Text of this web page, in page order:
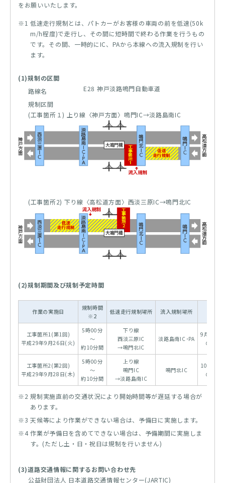
をお願いいたします。
※1 低速走行規制とは、パトカーがお客様の車両の前を低速(50k
m/h程度)で走行し、その間に短時間で終わる作業を行うもの
です。その間、一時的にIC、PAから本線への流入規制を行い
ます。
(1)規制の区間
路線名
E28 神戸淡路鳴門自動車道
規制区間
(工事箇所１) 上り線〈神戸方面〉鳴門IC→淡路島南IC
(工事箇所2) 下り線〈高松道方面〉西淡三原IC→鳴門北IC
(2)規制期間及び規制予定時間
作業の実施日
規制時間
※2
低速走行規制場所 流入規制場所
工事箇所1(第1回)
平成29年9月26日(火)
5時00分
～
約10分間
下り線
西淡三原IC
→鳴門北IC
淡路島南IC･PA
9月28日(
の同時
工事箇所2(第2回)
平成29年9月28日(木)
5時00分
～
約10分間
上り線
鳴門IC
→淡路島南IC
鳴門北IC
10月3日
の同時
※2 規制実施直前の交通状況により開始時間等が遅延する場合が
あります。
※3 天候等により作業ができない場合は、予備日に実施します。
※4 作業が予備日を含めてできない場合は、予備期間に実施しま
す。(ただし土・日・祝日は規制を行いません)
(3)道路交通情報に関するお問い合わせ先
公益財団法人 日本道路交通情報センター(JARTIC)